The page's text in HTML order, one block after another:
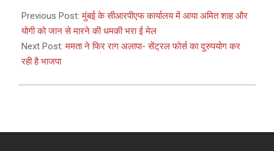
04-
06
Previous Post:मुंबई के सीआरपीएफ कार्यालय में आया अमित शाह और
योगी को जान से मारने की धमकी भरा ई मेल
Next Post:ममता ने फिर राग अलापा- सेंट्रल फोर्स का दुरुपयोग कर
रही है भाजपा